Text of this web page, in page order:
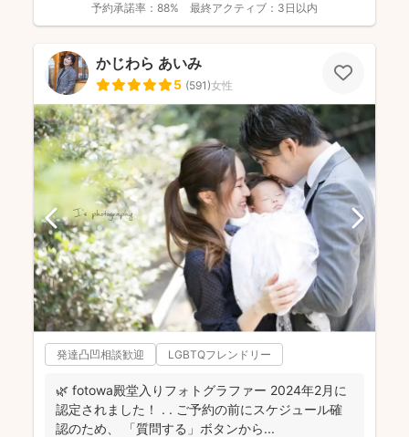
予約承諾率： 88% 最終アクティブ： 3日以内
かじわら あいみ
5 (591)女性
発達凸凹相談歓迎 LGBTQフレンドリー
🌿 fotowa殿堂入りフォトグラファー 2024年2月に
認定されました！ . . ご予約の前にスケジュール確
認のため、 「質問する」ボタンから...